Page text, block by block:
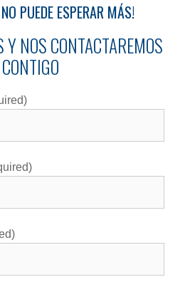
PUEDE ESPERAR MÁS!
Y NOS CONTACTAREMOS
CONTIGO